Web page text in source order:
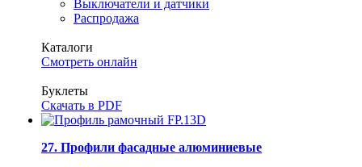
Выключатели и датчики
Распродажа
Каталоги
Смотреть онлайн
Буклеты
Скачать в PDF
27. Профили фасадные алюминиевые